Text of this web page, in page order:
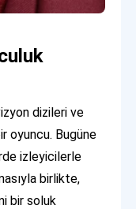
dizileri ve
oyuncu. Bugüne
izleyicilerle
birlikte,
bir soluk